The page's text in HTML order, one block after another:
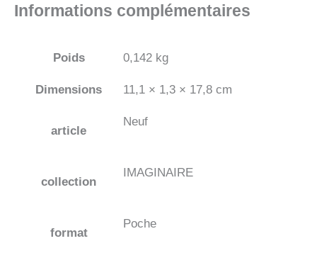
Informations complémentaires
Poids 0,142 kg
Dimensions 11,1 × 1,3 × 17,8 cm
article
Neuf
collection
IMAGINAIRE
format
Poche